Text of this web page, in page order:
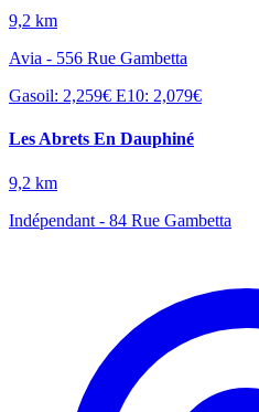
9,2 km
Avia - 556 Rue Gambetta
Gasoil: 2,259€ E10: 2,079€
Les Abrets En Dauphiné
9,2 km
Indépendant - 84 Rue Gambetta